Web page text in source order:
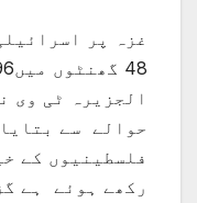
غزہ پر
الجزیرہ ٹی وی
حوالے سے
فلسطینیوں کے